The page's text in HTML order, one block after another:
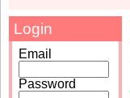
Login
Email
Password